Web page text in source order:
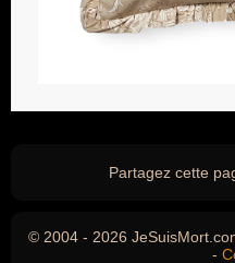
Partagez cette
© 2004 - 2026
-